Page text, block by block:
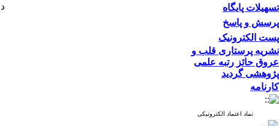
تسهیلات پایگاه
پرسش و پاسخ
پست الکترونیک
نشریه پرستاری قلب و
عروق حائز رتبه علمی
پژوهشی گردید
کارنامه
نماد اعتماد الکترونیکی